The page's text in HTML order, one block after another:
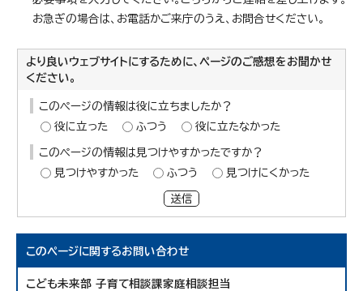
お急ぎの場合は、お電話かご来庁のうえ、お問合せください。
より良いウェブサイトにするために、ページのご感想をお聞かせ
ください。
このページの情報は役に立ちましたか？
役に立った
ふつう 役に立たなかった
このページの情報は見つけやすかったですか？
見つけやすかった
ふつう 見つけにくかった
送信
このページに関するお問い合わせ
こども未来部 子育て相談課家庭相談担当